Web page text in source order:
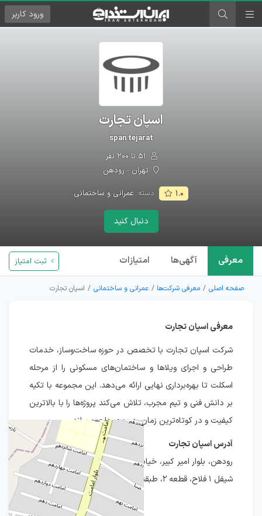
ورود کاربر
اسپان تجارت
span tejarat
تهران - رودهن
۱.۰ دسته: عمرانی و ساختمانی
دنبال کنید
معرفی آگهی‌ها امتیازات ثبت امتیاز
صفحه اصلی معرفی شرکت‌ها عمرانی و ساختمانی اسپان تجارت
معرفی اسپان تجارت
شرکت اسپان تجارت با تخصص در حوزه ساخت‌وساز، خدمات
طراحی و اجرای ویلاها و ساختمان‌های مسکونی را از مرحله
اسکلت تا بهره‌برداری نهایی ارائه می‌دهد. این مجموعه با تکیه
بر دانش فنی و تیم مجرب، تلاش می‌کند پروژه‌ها را با بالاترین
کیفیت و در کوتاه‌ترین زمان به بهره‌برداری برساند.
آدرس اسپان تجارت
رودهن، بلوار امیر کبیر، خیابان امیرکبیر اول، پلاک ۳، ساختمان
شیفل ۱ فلاح، قطعه ۲، طبقه ۳، واحد غربی